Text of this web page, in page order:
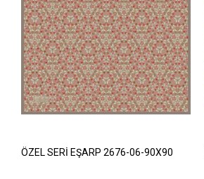
ÖZEL SERİ EŞARP 2676-06-90X90